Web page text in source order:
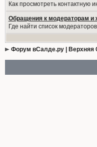
Как просмотреть контактную
Обращения к модераторам
Где найти список
Форум вСалде.ру |